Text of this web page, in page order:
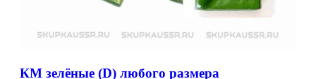
КМ зелёные (D) любого размера